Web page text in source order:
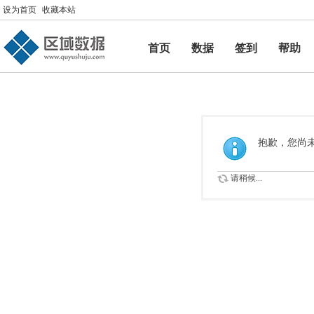
设为首页 收藏本站
首页 数据 签到
帮助
帮助
抱歉，您尚
请稍候...